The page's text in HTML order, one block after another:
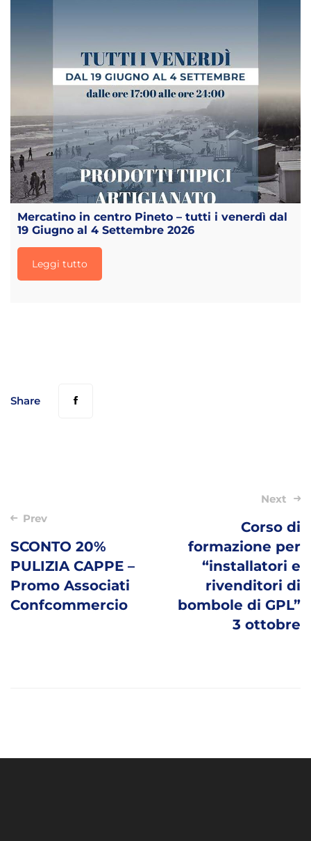
Mercatino in centro Pineto – tutti i venerdì dal
19 Giugno al 4 Settembre 2026
Leggi tutto
Share
navigation
Prev
SCONTO 20%
PULIZIA CAPPE –
Promo Associati
Confcommercio
Next
Corso di
formazione per
“installatori e
rivenditori di
bombole di GPL”
3 ottobre